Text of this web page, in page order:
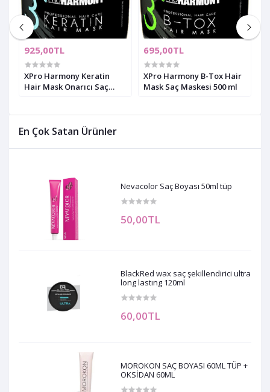
En Çok Satan Ürünler
Nevacolor Saç Boyası 50ml tüp
50,00TL
BlackRed wax saç şekillendirici ultra
long lastıng 120ml
60,00TL
MOROKON SAÇ BOYASI 60ML TÜP +
OKSİDAN 60ML
925,00TL
XPro Harmony Keratin
Hair Mask Onarıcı Saç
695,00TL
XPro Harmony B-Tox Hair
Mask Saç Maskesi 500 ml